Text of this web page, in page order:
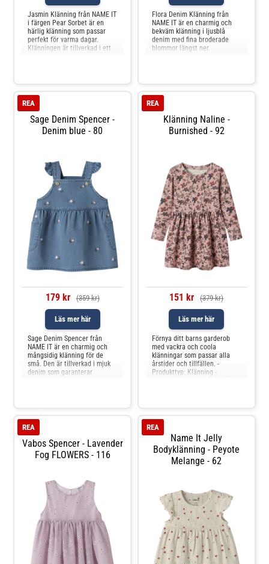
Jasmin Klänning från NAME IT
i färgen Pear Sorbet är en
härlig klänning som passar
perfekt för varma dagar.
Klänningen är tillverkad i ett
gör klänningen till ett
självklart
Flora Denim Klänning från
NAME IT är en charmig och
bekväm klänning i ljusblå
denim med fina broderade
blommor längst ner.
justerbara axelbanden med
tryckknap
Sage Denim Spencer -
Denim blue - 80
REA
179 kr (359 kr)
Läs mer här
Sage Denim Spencer från
NAME IT är en charmig och
mångsidig klänning för de
små. Den är tillverkad i mjuk
denim som garanterar
volanger tillför en extra
touch. De två fickorna ä
Klänning Naline -
Burnished - 92
REA
151 kr (379 kr)
Läs mer här
Förnya ditt barns garderob
med vackra och coola
klänningar som passar alla
årstider och tillfällen. -
Produkttyp: Klänning -
Vabos Spencer - Lavender
Fog FLOWERS - 116
REA
Name It Jelly
Bodyklänning - Peyote
Melange - 62
REA